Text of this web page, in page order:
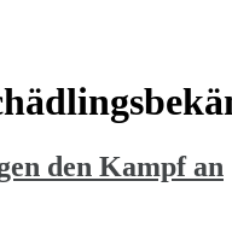
den Kampf an